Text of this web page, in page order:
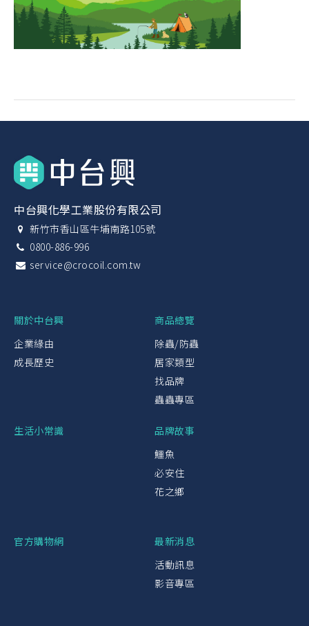
中台興化學工業股份有限公司
新竹市香山區牛埔南路105號
0800-886-996
service@crocoil.com.tw
關於中台興
企業緣由
成長歷史
商品總覽
除蟲/防蟲
居家類型
找品牌
蟲蟲專區
生活小常識
品牌故事
鱷魚
必安住
花之鄉
官方購物網
最新消息
活動訊息
影音專區